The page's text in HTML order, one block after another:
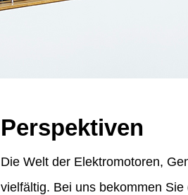
Perspektiven
Die Welt der Elektromotoren,
vielfältig. Bei uns bekommen